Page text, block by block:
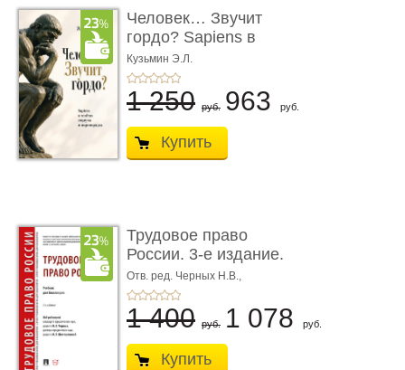
Человек… Звучит
гордо? Sapiens в
тенётах социума � ...
Кузьмин Э.Л.
1 250 руб. 963 руб.
Купить
Трудовое право
России. 3-е издание.
Учебник для ...
Отв. ред. Черных Н.В.,
Шестерякова И.В.
1 400 руб. 1 078 руб.
Купить